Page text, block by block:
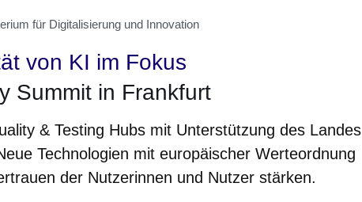
für Digitalisierung und Innovation
von KI im Fokus
Summit in Frankfurt
& Testing Hubs mit Unterstützung des Landes
Technologien mit europäischer Werteordnung
der Nutzerinnen und Nutzer stärken.